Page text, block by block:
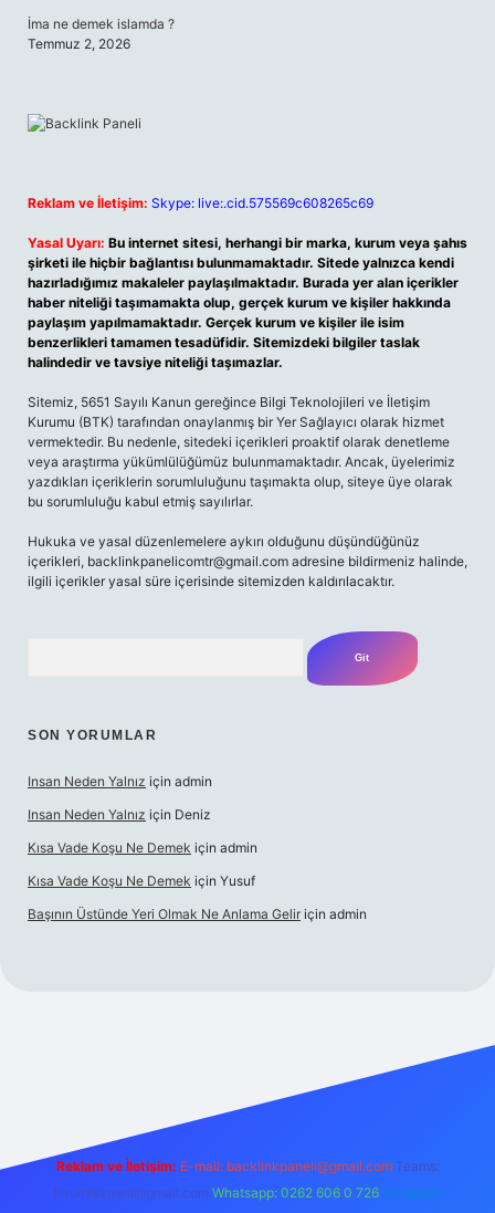
İma ne demek islamda ?
Temmuz 2, 2026
Reklam ve İletişim: Skype: live:.cid.575569c608265c69
Yasal Uyarı: Bu internet sitesi, herhangi bir marka, kurum veya şahıs
şirketi ile hiçbir bağlantısı bulunmamaktadır. Sitede yalnızca kendi
hazırladığımız makaleler paylaşılmaktadır. Burada yer alan içerikler
haber niteliği taşımamakta olup, gerçek kurum ve kişiler hakkında
paylaşım yapılmamaktadır. Gerçek kurum ve kişiler ile isim
benzerlikleri tamamen tesadüfidir. Sitemizdeki bilgiler taslak
halindedir ve tavsiye niteliği taşımazlar.
Sitemiz, 5651 Sayılı Kanun gereğince Bilgi Teknolojileri ve İletişim
Kurumu (BTK) tarafından onaylanmış bir Yer Sağlayıcı olarak hizmet
vermektedir. Bu nedenle, sitedeki içerikleri proaktif olarak denetleme
veya araştırma yükümlülüğümüz bulunmamaktadır. Ancak, üyelerimiz
yazdıkları içeriklerin sorumluluğunu taşımakta olup, siteye üye olarak
bu sorumluluğu kabul etmiş sayılırlar.
Hukuka ve yasal düzenlemelere aykırı olduğunu düşündüğünüz
içerikleri, backlinkpanelicomtr@gmail.com adresine bildirmeniz halinde,
ilgili içerikler yasal süre içerisinde sitemizden kaldırılacaktır.
SON YORUMLAR
Insan Neden Yalnız için admin
Insan Neden Yalnız için Deniz
Kısa Vade Koşu Ne Demek için admin
Kısa Vade Koşu Ne Demek için Yusuf
Başının Üstünde Yeri Olmak Ne Anlama Gelir için admin
Reklam ve İletişim: E-mail: backlinkpaneli@gmail.com Teams:
forumhizmeti@gmail.com Whatsapp: 0262 606 0 726 Telegram: